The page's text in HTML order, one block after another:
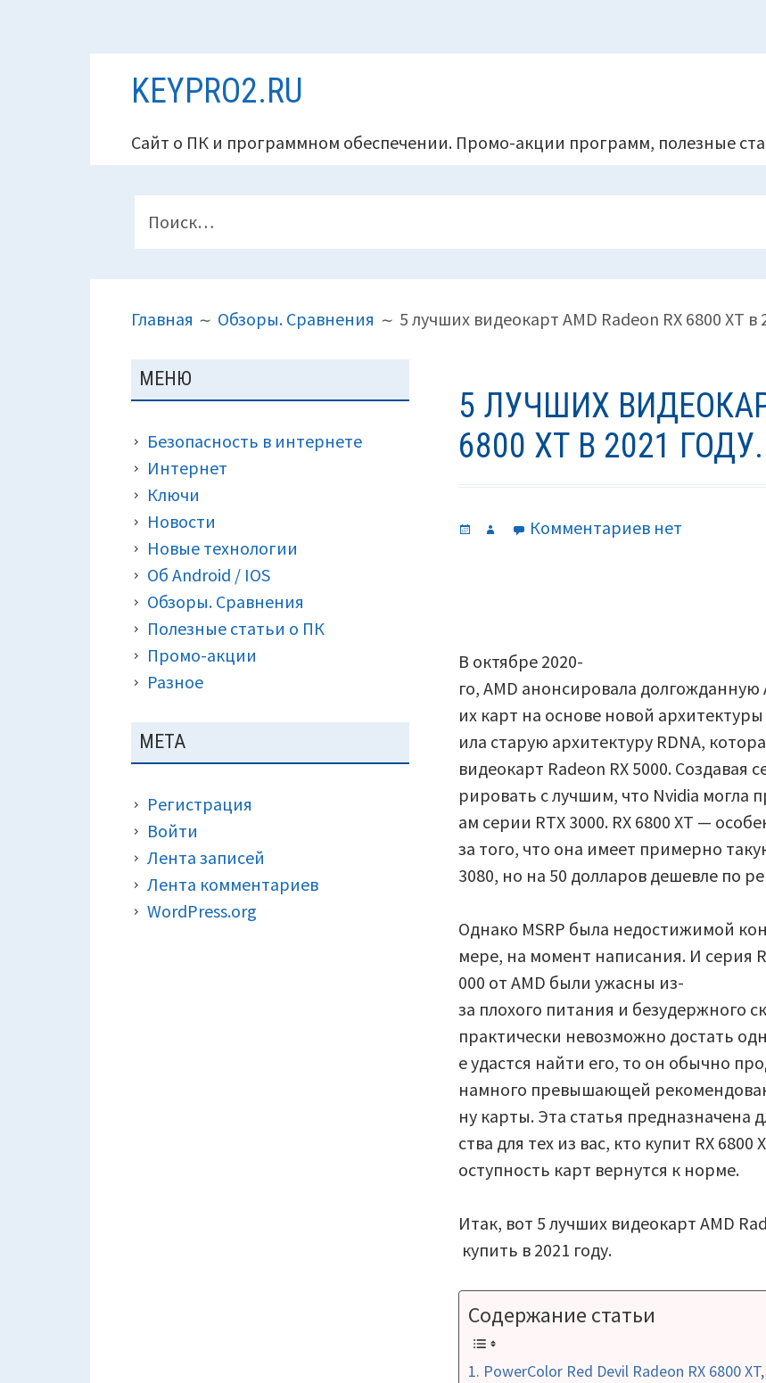
KEYPRO2.RU
Сайт о ПК и программном обеспечении. Промо-акции программ, полезные
ВЕРХНЕГО
КОЛОНТИТУЛА
САЙТЕ
(ХЛЕБНЫЕ
КРОШКИ)
Главная Обзоры. Сравнения 5 лучших видеокарт AMD Radeon RX 6800 XT в
5 ЛУЧШИХ
6800 XT В 2021 ГОДУ.
Опубликовано
Автор Комментариевк
Radeon
RX
6800
XT
в
2021
году.
нет
В октябре 2020-
го, AMD анонсировала долгожданную
их карт на основе новой
ила старую архитектуру RDNA,
видеокарт Radeon RX 5000. Создавая
рировать с лучшим, что Nvidia могла
ам серии RTX 3000. RX 6800 XT —
за того, что она имеет примерно
3080, но на 50 долларов дешевле по
Однако MSRP была недостижимой
мере, на момент написания. И серия
000 от AMD были ужасны из-
за плохого питания и безудержного
практически невозможно достать
е удастся найти его, то он обычно
намного превышающей
ну карты. Эта статья предназначена
ства для тех из вас, кто купит RX
оступность карт вернутся к норме.
Итак, вот 5 лучших видеокарт AMD
купить в 2021 году.
Содержание статьи
1. PowerColor Red Devil Radeon RX 6800
ОСНОВНАЯ
ПАНЕЛЬ
МЕНЮ
Безопасность в интернете
Интернет
Ключи
Новости
Новые технологии
Об Android / IOS
Обзоры. Сравнения
Полезные статьи о ПК
Промо-акции
Разное
МЕТА
Регистрация
Войти
Лента записей
Лента комментариев
WordPress.org